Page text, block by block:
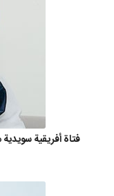
فتاة أفريقية